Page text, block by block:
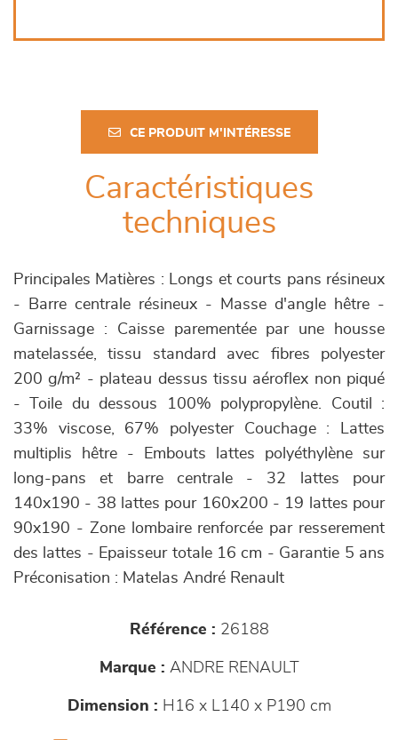
CE PRODUIT M'INTÉRESSE
Caractéristiques
techniques
Principales Matières : Longs et courts pans résineux
- Barre centrale résineux - Masse d'angle hêtre -
Garnissage : Caisse parementée par une housse
matelassée, tissu standard avec fibres polyester
200 g/m² - plateau dessus tissu aéroflex non piqué
- Toile du dessous 100% polypropylène. Coutil :
33% viscose, 67% polyester Couchage : Lattes
multiplis hêtre - Embouts lattes polyéthylène sur
long-pans et barre centrale - 32 lattes pour
140x190 - 38 lattes pour 160x200 - 19 lattes pour
90x190 - Zone lombaire renforcée par resserement
des lattes - Epaisseur totale 16 cm - Garantie 5 ans
Préconisation : Matelas André Renault
Référence : 26188
Marque : ANDRE RENAULT
Dimension : H16 x L140 x P190 cm